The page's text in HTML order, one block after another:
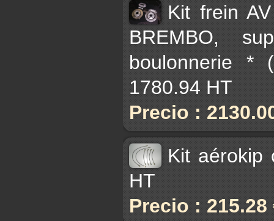
Kit frein
BREMBO,
boulonnerie *
1780.94 HT
Precio :
Kit aérokip
HT
Precio : 215.28